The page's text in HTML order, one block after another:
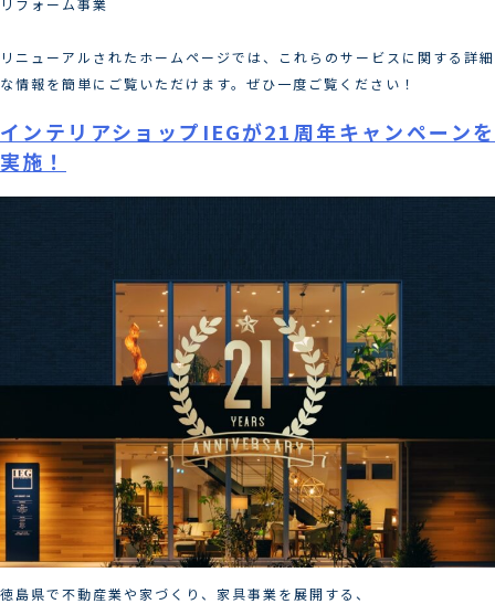
リフォーム事業
リニューアルされたホームページでは、これらのサービスに関する詳細
な情報を簡単にご覧いただけます。ぜひ一度ご覧ください！
インテリアショップIEGが21周年キャンペーンを
実施！
徳島県で不動産業や家づくり、家具事業を展開する、